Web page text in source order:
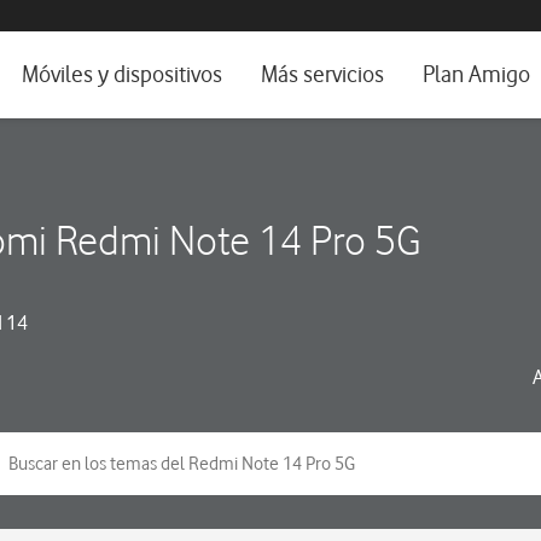
e idioma
Móviles y dispositivos
Ver todos
Más servicios Plan Amigo
Redmi Note 14 Pro 5G
14